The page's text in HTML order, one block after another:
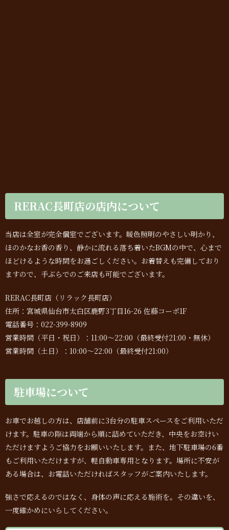
RERAC長町店の店内について
当店は全室が完全個室でございます。暖色照明のやさしい明かり、
ほのかなお香の香り、静かに流れる落ち着いたBGMの中で、心まで
ほどけるような時間をお過ごしください。お着替えも完備しており
ますので、手ぶらでのご来店も可能でございます。
RERAC長町店（リラック長町店）
住所：宮城県仙台市太白区鹿野3丁目16-26 佐藤コーポ1F
電話番号：022-399-8909
営業時間（平日・祝日）：11:00〜22:00（最終受付21:00・無休）
営業時間（土日）：10:00〜22:00（最終受付21:00）
駐車場について
お車でお越しの方は、店舗前に3台分の駐車スペースをご利用いただ
けます。駐車の際は両端から順に詰めていただき、中央をお空けい
ただけますようご協力をお願いいたします。また、地下駐車場の6番
もご利用いただけますが、軽自動車専用となります。場所に不安が
ある場合は、お電話いただければスタッフがご案内いたします。
強さで応えるのではなく、身体の声に応える施術を。その違いを、
一度確かめにいらしてください。